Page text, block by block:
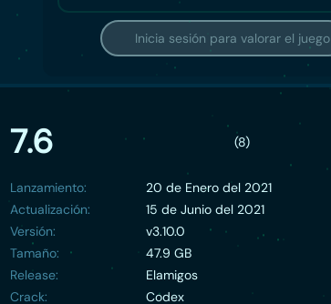
Inicia sesión para valorar el juego
7.6 (8)
Lanzamiento:
20 de Enero del 2021
Actualización:
15 de Junio del 2021
Versión:
v3.10.0
Tamaño:
47.9 GB
Release:
Elamigos
Crack:
Codex